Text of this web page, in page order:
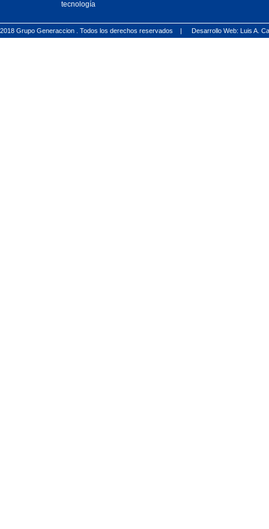
tecnología
2018 Grupo Generaccion . Todos los derechos reservados | Desarrollo Web: Luis